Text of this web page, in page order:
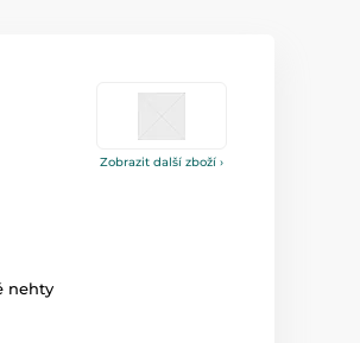
Zobrazit další zboží ›
nehty